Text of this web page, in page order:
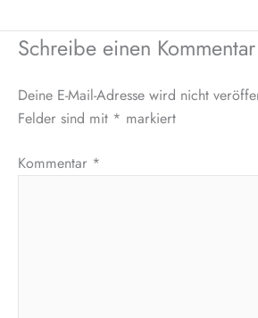
Schreibe einen Kommentar
Deine E-Mail-Adresse wird nicht
Felder sind mit * markiert
Kommentar *